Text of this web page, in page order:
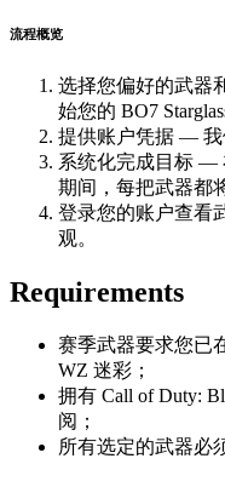
流程概览
选择您偏好的武器
始您的 BO7
提供账户凭据 — 我
系统化完成目标 —
期间，每把武器都
登录您的账户查看
观。
Requirements
赛季武器要求您已
WZ 迷彩；
拥有 Call of Duty:
阅；
所有选定的武器必